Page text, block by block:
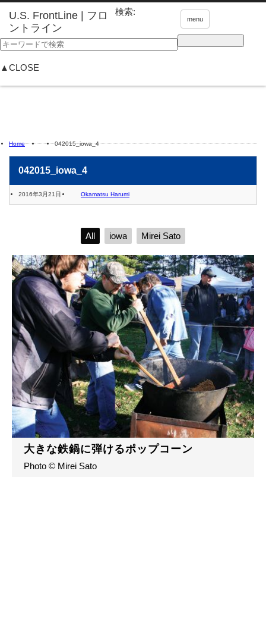
menu
検索:
▲CLOSE
Home 042015_iowa_4
042015_iowa_4
2016年3月21日 Okamatsu Harumi
All iowa Mirei Sato
大きな鉄鍋に弾けるポップコーン
Photo © Mirei Sato